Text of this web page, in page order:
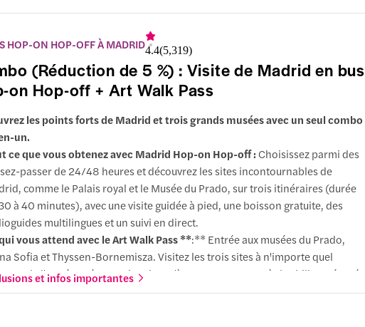
HOP-ON HOP-OFF À MADRID4.4(5,319)
(Réduction de 5 %) : Visite de Madrid en bus
on Hop-off + Art Walk Pass
les points forts de Madrid et trois grands musées avec un seul combo
un.
ce que vous obtenez avec Madrid Hop-on Hop-off : Choisissez parmi des
passer de 24/48 heures et découvrez les sites incontournables de
comme le Palais royal et le Musée du Prado, sur trois itinéraires (durée
à 40 minutes), avec une visite guidée à pied, une boisson gratuite, des
multilingues et un suivi en direct.
vous attend avec leArt Walk Pass **:** Entrée aux musées du Prado,
Sofia et Thyssen-Bornemisza. Visitez les trois sites à n'importe quel
de l'année et économisez jusqu'à 30 % par rapport à des billets séparés.
choisir ce combo :Économisez beaucoup avec ce combo qui couvre
et infos importantes